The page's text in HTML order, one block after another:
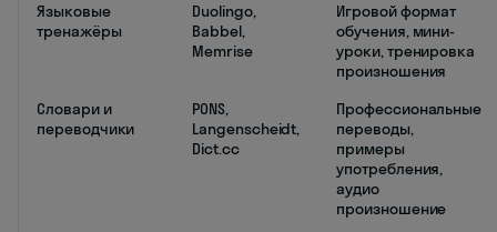
Языковые
тренажёры
Duolingo,
Babbel,
Memrise
Игровой формат
обучения, мини-
уроки, тренировка
произношения
Словари и
переводчики
PONS,
Langenscheidt,
Dict.cc
Профессиональные
переводы,
примеры
употребления,
аудио
произношение